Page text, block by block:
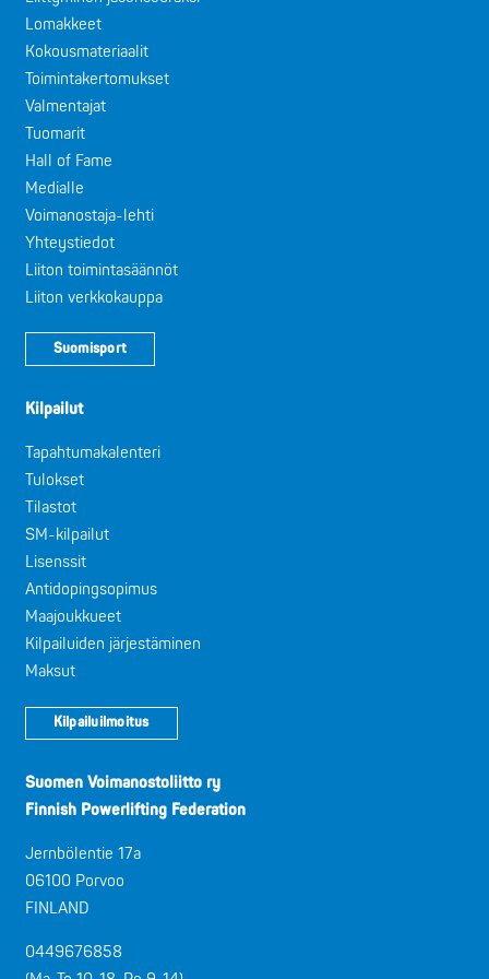
Lomakkeet
Kokousmateriaalit
Toimintakertomukset
Valmentajat
Tuomarit
Hall of Fame
Medialle
Voimanostaja-lehti
Yhteystiedot
Liiton toimintasäännöt
Liiton verkkokauppa
Suomisport
Kilpailut
Tapahtumakalenteri
Tulokset
Tilastot
SM-kilpailut
Lisenssit
Antidopingsopimus
Maajoukkueet
Kilpailuiden järjestäminen
Maksut
Kilpailuilmoitus
Suomen Voimanostoliitto ry
Finnish Powerlifting Federation
Jernbölentie 17a
06100 Porvoo
FINLAND
0449676858